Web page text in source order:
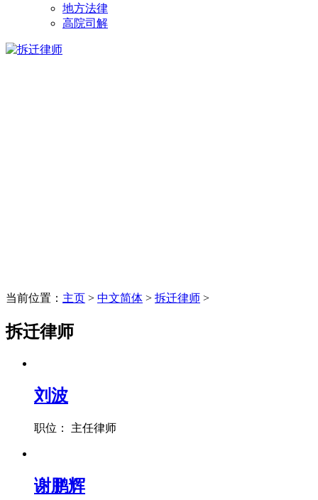
地方法律
高院司解
当前位置： 主页 > 中文简体 > 拆迁律师 >
拆迁律师
刘波
职位： 主任律师
谢鹏辉